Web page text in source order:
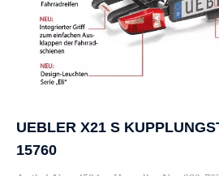
UEBLER X21 S
15760